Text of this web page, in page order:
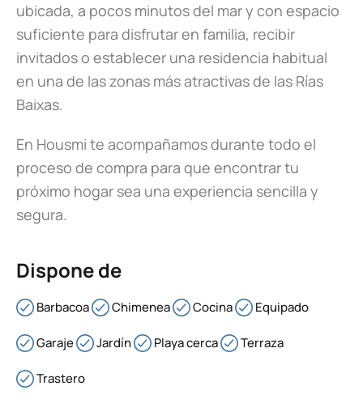
ubicada, a pocos minutos del mar y con espacio
suficiente para disfrutar en familia, recibir
invitados o establecer una residencia habitual
en una de las zonas más atractivas de las Rías
Baixas.
En Housmi te acompañamos durante todo el
proceso de compra para que encontrar tu
próximo hogar sea una experiencia sencilla y
segura.
Dispone de
Barbacoa Chimenea Cocina Equipado
Garaje Jardín Playa cerca Terraza
Trastero